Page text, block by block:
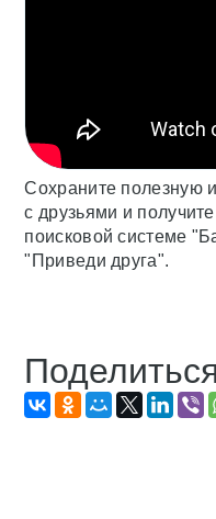
Сохраните полезную
с друзьями и
поисковой системе
"Приведи друга".